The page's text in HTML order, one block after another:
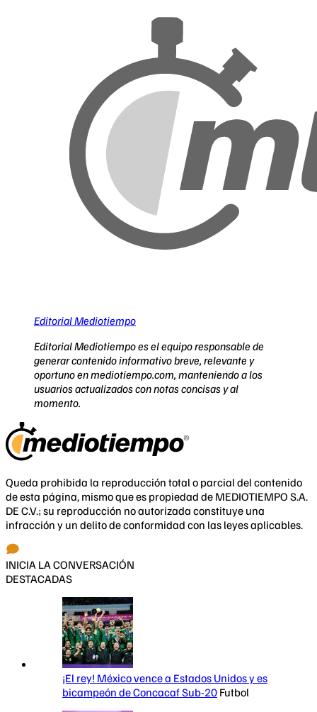
Editorial Mediotiempo
Editorial Mediotiempo es el equipo responsable de
generar contenido informativo breve, relevante y
oportuno en mediotiempo.com, manteniendo a los
usuarios actualizados con notas concisas y al
momento.
Queda prohibida la reproducción total o parcial del contenido
de esta página, mismo que es propiedad de MEDIOTIEMPO S.A.
DE C.V.; su reproducción no autorizada constituye una
infracción y un delito de conformidad con las leyes aplicables.
INICIA LA CONVERSACIÓN
DESTACADAS
¡El rey! México vence a Estados Unidos y es
bicampeón de Concacaf Sub-20 Futbol